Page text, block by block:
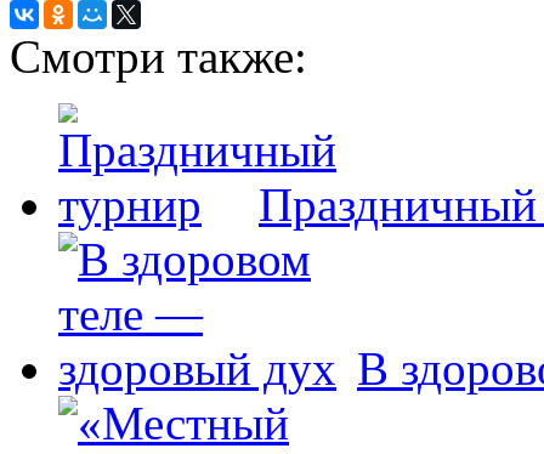
Смотри также:
В